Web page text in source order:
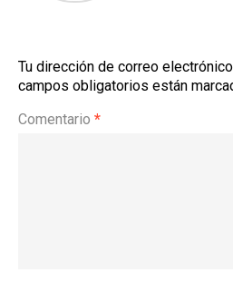
Tu dirección de correo
campos obligatorios están
Comentario *